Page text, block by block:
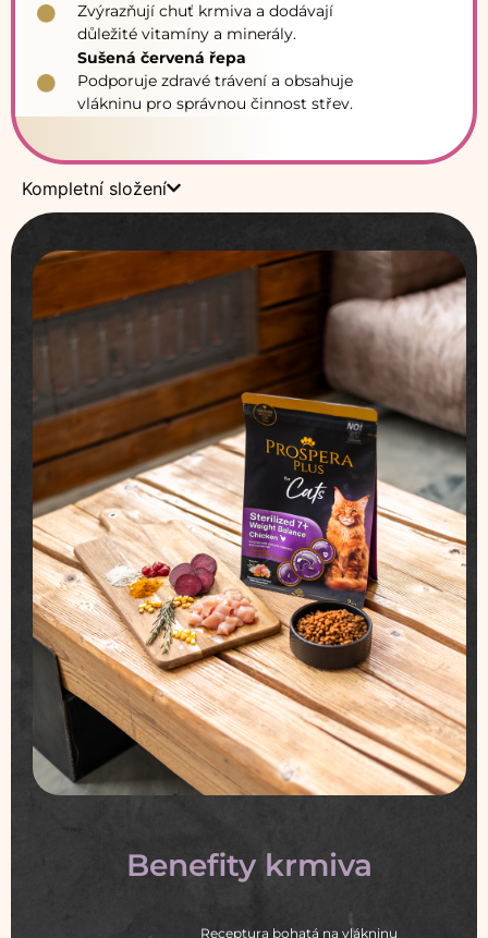
Zvýrazňují chuť krmiva a dodávají
důležité vitamíny a minerály.
Sušená červená řepa
Podporuje zdravé trávení a obsahuje
vlákninu pro správnou činnost střev.
Kompletní složení
Benefity krmiva
Receptura bohatá na vlákninu